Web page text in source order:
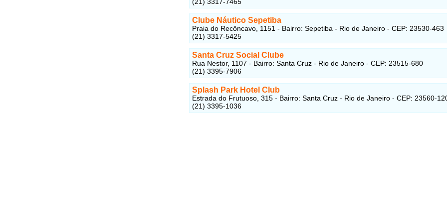
Clube Náutico Sepetiba
Praia do Recôncavo, 1151 - Bairro: Sepetiba - Rio de Janeiro - CEP: 23530-463
(21) 3317-5425
Santa Cruz Social Clube
Rua Nestor, 1107 - Bairro: Santa Cruz - Rio de Janeiro - CEP: 23515-680
(21) 3395-7906
Splash Park Hotel Club
Estrada do Frutuoso, 315 - Bairro: Santa Cruz - Rio de Janeiro - CEP: 23560-
(21) 3395-1036